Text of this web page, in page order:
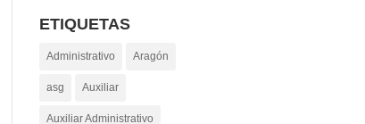
ETIQUETAS
Administrativo Aragón
asg Auxiliar
Auxiliar Administrativo